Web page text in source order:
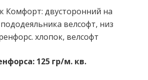
Комфорт: двусторонний на
велсофт, низ
хлопок, велсофт
125 гр/м. кв.